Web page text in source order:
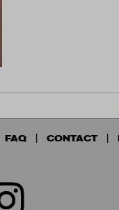
FAQ CONTACT